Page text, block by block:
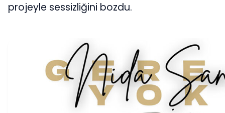
projeyle sessizliğini bozdu.